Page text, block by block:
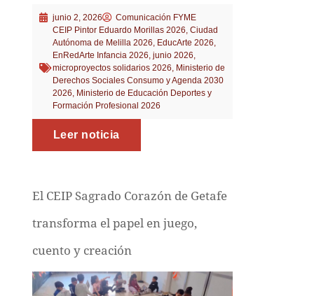
junio 2, 2026
Comunicación FYME
CEIP Pintor Eduardo Morillas 2026, Ciudad
Autónoma de Melilla 2026, EducArte 2026,
EnRedArte Infancia 2026, junio 2026,
microproyectos solidarios 2026, Ministerio de
Derechos Sociales Consumo y Agenda 2030
2026, Ministerio de Educación Deportes y
Formación Profesional 2026
Leer noticia
El CEIP Sagrado Corazón de Getafe
transforma el papel en juego,
cuento y creación